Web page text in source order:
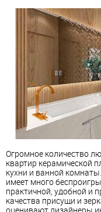
Огромное количество
квартир керамической
кухни и ванной
имеет много
практичной, удобной и
качества присущи и